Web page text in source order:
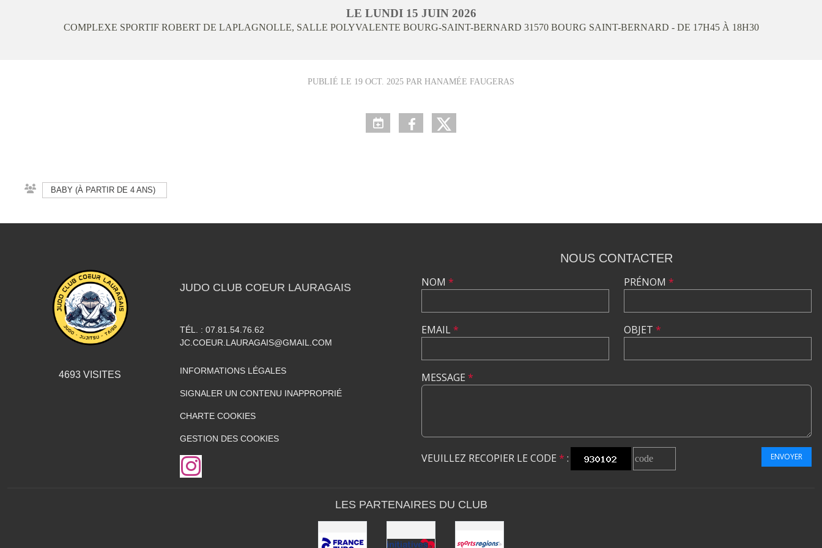
LE LUNDI 15 JUIN 2026
COMPLEXE SPORTIF ROBERT DE LAPLAGNOLLE, SALLE POLYVALENTE BOURG-SAINT-BERNARD 31570 BOURG SAINT-BERNARD - DE 17H45 À 18H30
PUBLIÉ LE 19 OCT. 2025 PAR HANAMÉE FAUGERAS
BABY (À PARTIR DE 4 ANS)
4693 VISITES
JUDO CLUB COEUR LAURAGAIS
TÉL. : 07.81.54.76.62
JC.COEUR.LAURAGAIS@GMAIL.COM
INFORMATIONS LÉGALES
SIGNALER UN CONTENU INAPPROPRIÉ
CHARTE COOKIES
GESTION DES COOKIES
NOUS CONTACTER
NOM *
EMAIL*
PRÉNOM *
OBJET *
MESSAGE *
VEUILLEZ RECOPIER LE CODE * : ENVOYER
LES PARTENAIRES DU CLUB